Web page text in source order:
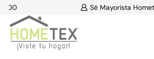
Sé Mayorista Hometex